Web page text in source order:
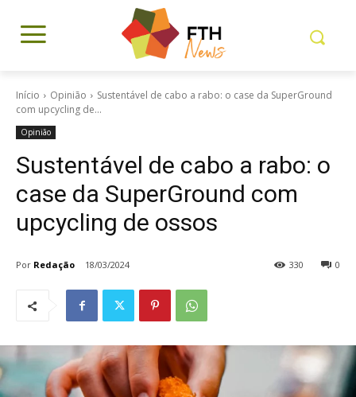
Início Opinião
Sustentável de cabo a rabo: o case da SuperGround
com upcycling de...
Opinião
Sustentável de cabo a rabo: o
case da SuperGround com
upcycling de ossos
Por Redação 18/03/2024 0
330